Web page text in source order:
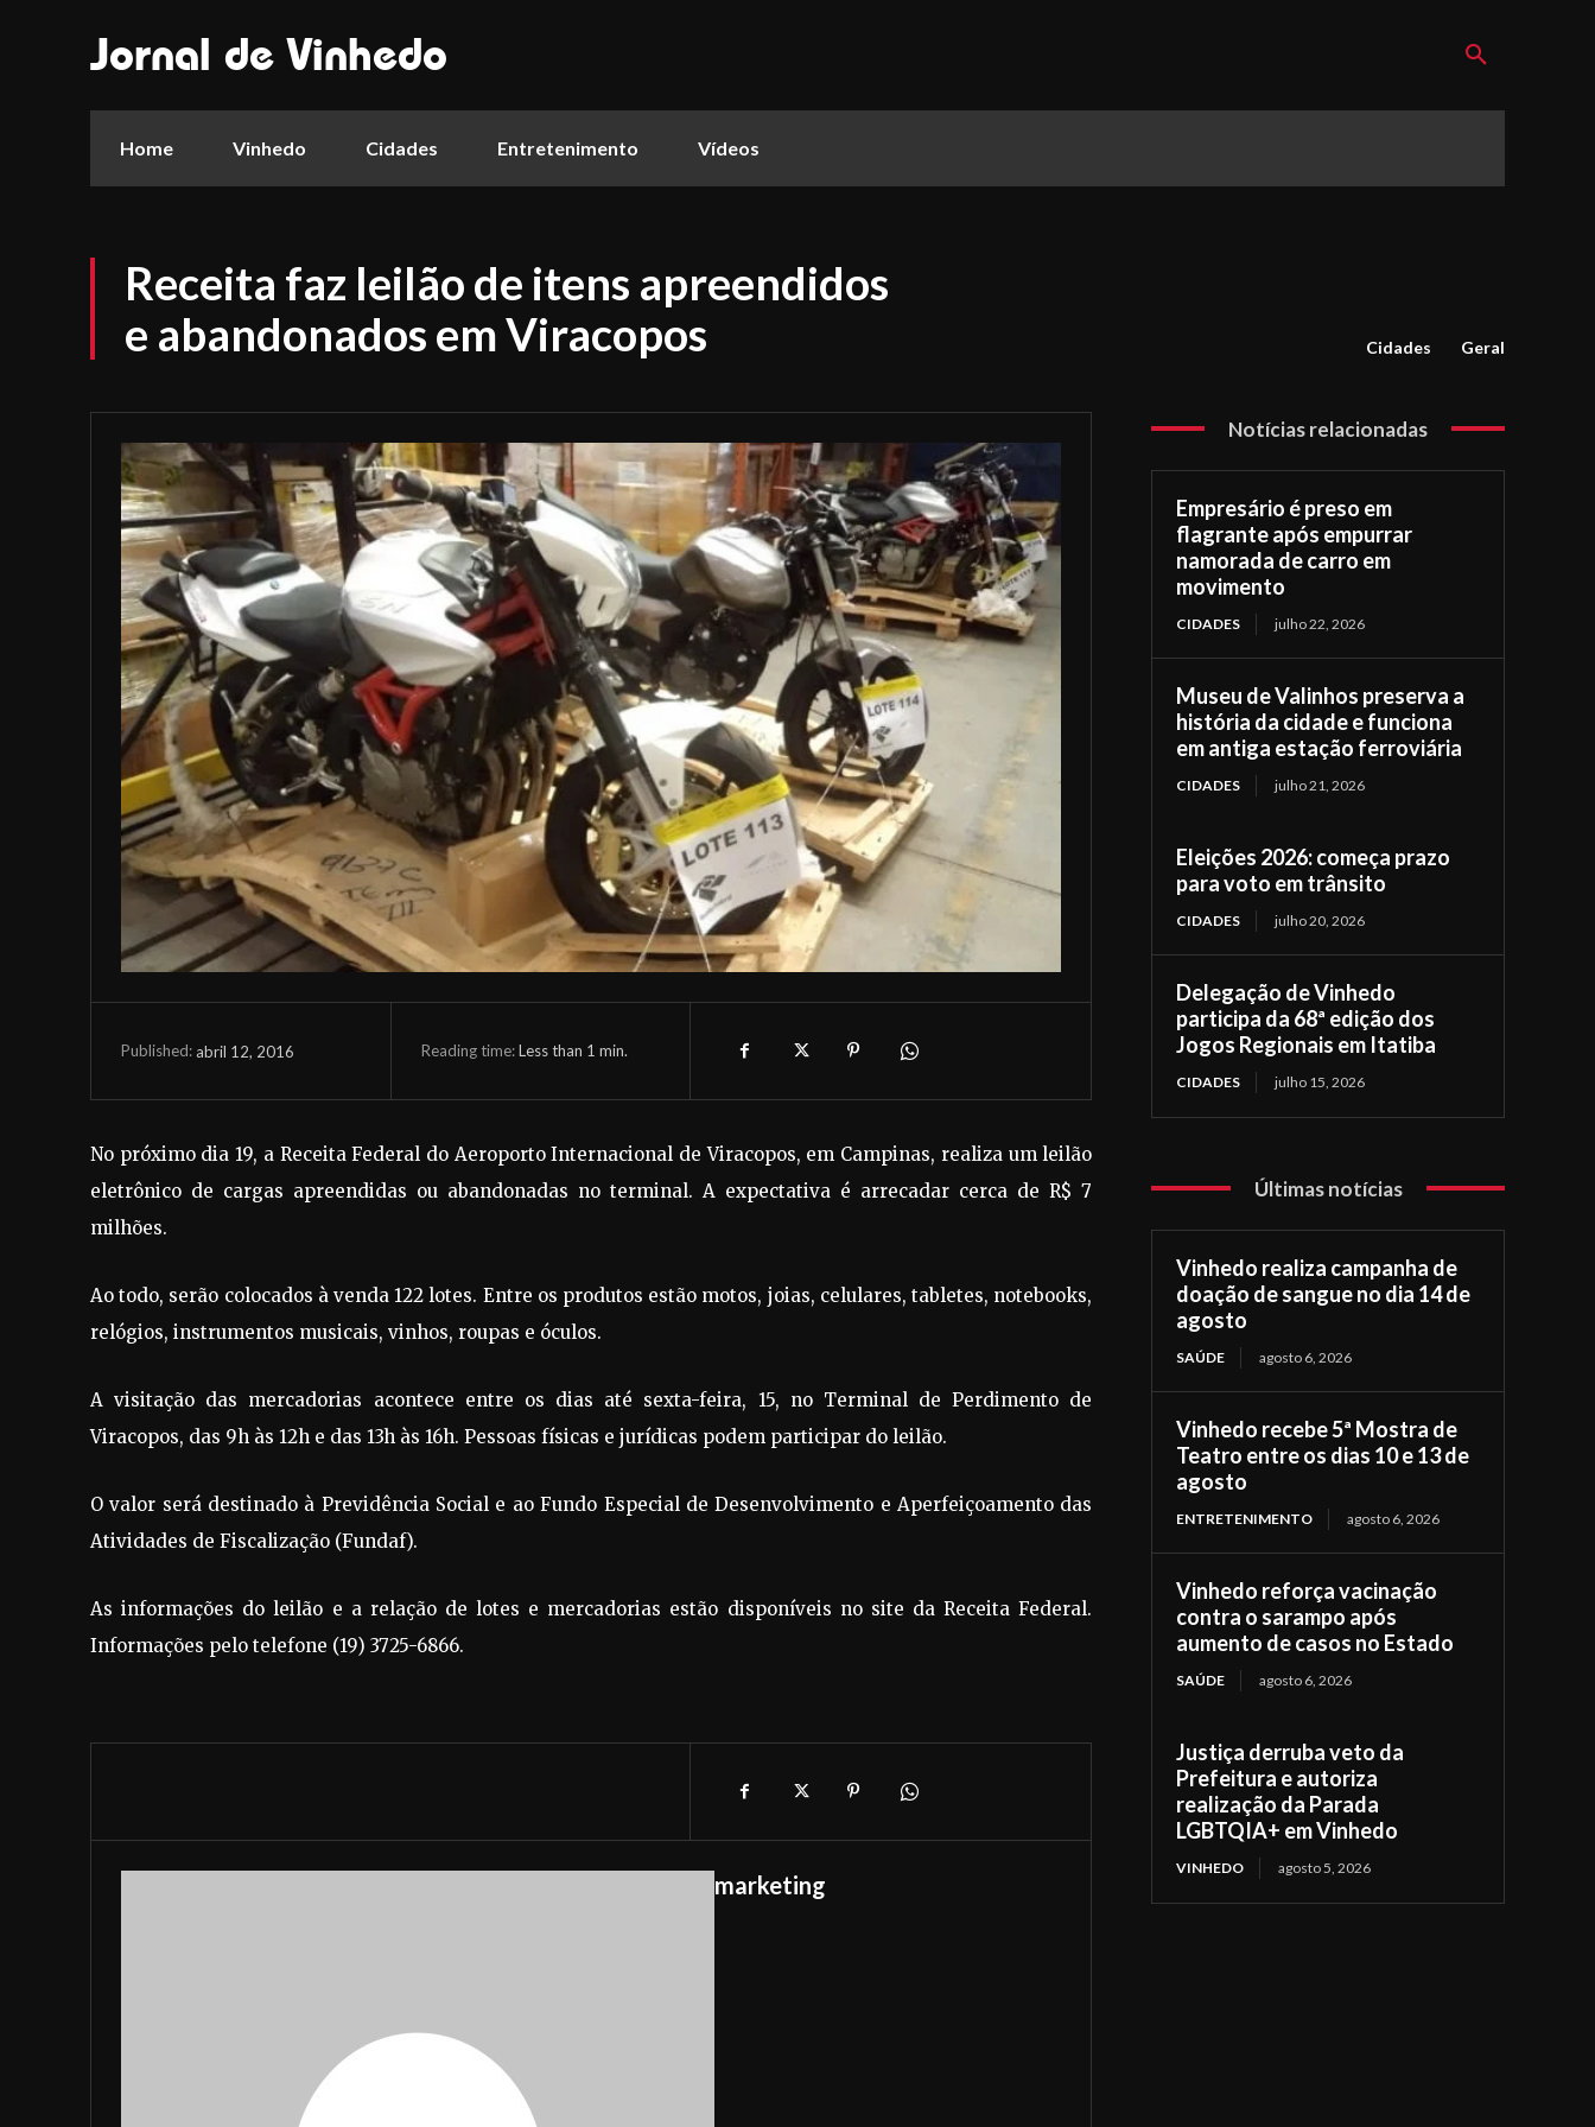
Jornal de Vinhedo
Home Vinhedo Cidades Entretenimento Vídeos
Receita faz leilão de itens apreendidos
e abandonados em Viracopos
Cidades Geral
Published: abril 12, 2016 Reading time:Less than 1 min.
No próximo dia 19, a Receita Federal do Aeroporto Internacional de Viracopos, em Campinas, realiza um leilão
eletrônico de cargas apreendidas ou abandonadas no terminal. A expectativa é arrecadar cerca de R$ 7
milhões.
Ao todo, serão colocados à venda 122 lotes. Entre os produtos estão motos, joias, celulares, tabletes, notebooks,
relógios, instrumentos musicais, vinhos, roupas e óculos.
A visitação das mercadorias acontece entre os dias até sexta-feira, 15, no Terminal de Perdimento de
Viracopos, das 9h às 12h e das 13h às 16h. Pessoas físicas e jurídicas podem participar do leilão.
O valor será destinado à Previdência Social e ao Fundo Especial de Desenvolvimento e Aperfeiçoamento das
Atividades de Fiscalização (Fundaf).
As informações do leilão e a relação de lotes e mercadorias estão disponíveis no site da Receita Federal.
Informações pelo telefone (19) 3725-6866.
marketing
Notícias relacionadas
Empresário é preso em
flagrante após empurrar
namorada de carro em
movimento
CIDADES julho 22, 2026
Museu de Valinhos preserva a
história da cidade e funciona
em antiga estação ferroviária
CIDADES julho 21, 2026
Eleições 2026: começa prazo
para voto em trânsito
CIDADES julho 20, 2026
Delegação de Vinhedo
participa da 68ª edição dos
Jogos Regionais em Itatiba
CIDADES julho 15, 2026
Últimas notícias
Vinhedo realiza campanha de
doação de sangue no dia 14 de
agosto
SAÚDE agosto 6, 2026
Vinhedo recebe 5ª Mostra de
Teatro entre os dias 10 e 13 de
agosto
ENTRETENIMENTO agosto 6, 2026
Vinhedo reforça vacinação
contra o sarampo após
aumento de casos no Estado
SAÚDE agosto 6, 2026
Justiça derruba veto da
Prefeitura e autoriza
realização da Parada
LGBTQIA+ em Vinhedo
VINHEDO agosto 5, 2026